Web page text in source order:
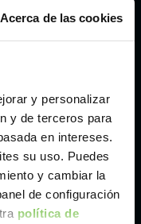
Acerca de las cookies
y personalizar
y de terceros para
en intereses.
su uso. Puedes
y cambiar la
de configuración
política de